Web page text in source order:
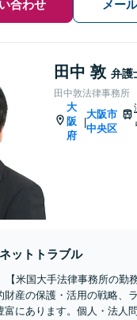
合わせ メー
田中 敦 弁護
田中敦法律事務所
大
阪
府
|
大阪市
中央区
ットトラブル
【米国大手法律事務所の勤
財産の保護・活用の戦略、
富にあります。個人・法人